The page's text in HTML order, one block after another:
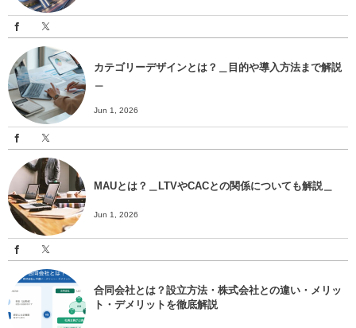
カテゴリーデザインとは？＿目的や導入方法まで解説
Jun 1, 2026
MAUとは？＿LTVやCACとの関係についても解説＿
Jun 1, 2026
合同会社とは？設立方法・株式会社との違い・メリッ
ト・デメリットを徹底解説